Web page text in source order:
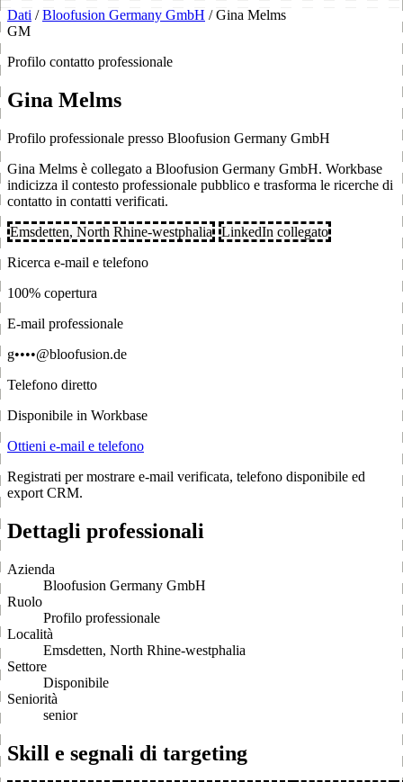
Dati / Bloofusion Germany GmbH / Gina Melms
GM
Profilo contatto professionale
Gina Melms
Profilo professionale presso Bloofusion Germany GmbH
Gina Melms è collegato a Bloofusion Germany GmbH. Workbase
indicizza il contesto professionale pubblico e trasforma le ricerche di
contatto in contatti verificati.
Emsdetten, North Rhine-westphalia
LinkedIn collegato
Ricerca e-mail e telefono
100% copertura
E-mail professionale
g••••@bloofusion.de
Telefono diretto
Disponibile in Workbase
Ottieni e-mail e telefono
Registrati per mostrare e-mail verificata, telefono disponibile ed
export CRM.
Dettagli professionali
Azienda
Bloofusion Germany GmbH
Ruolo
Profilo professionale
Località
Emsdetten, North Rhine-westphalia
Settore
Disponibile
Seniorità
senior
Skill e segnali di targeting